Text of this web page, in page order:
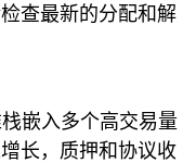
查最新的分配和解
嵌入多个高交易量
长，质押和协议收